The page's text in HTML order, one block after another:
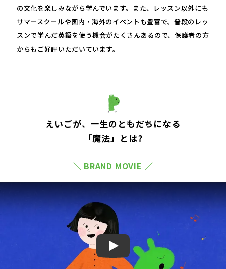
の文化を楽しみながら学んでいます。また、レッスン以外にも
サマースクールや国内・海外のイベントも豊富で、普段のレッ
スンで学んだ英語を使う機会がたくさんあるので、保護者の方
からもご好評いただいています。
えいごが、一生のともだちになる
「魔法」とは?
＼ BRAND MOVIE ／